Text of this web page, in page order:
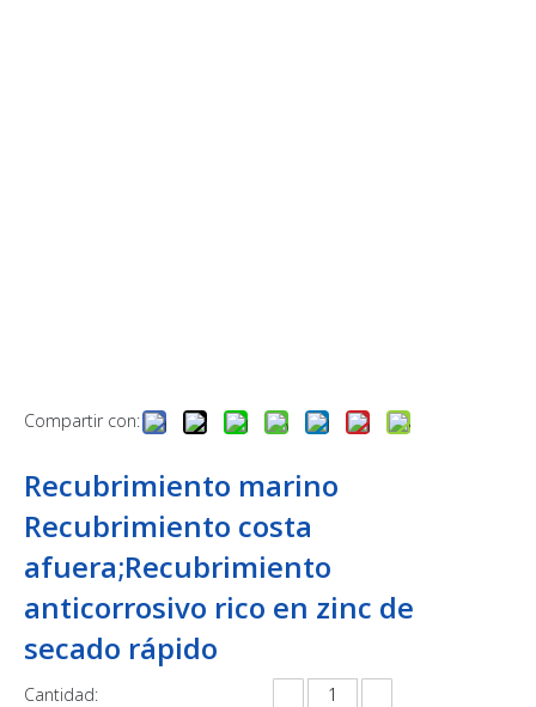
Compartir con:
Recubrimiento marino
Recubrimiento costa
afuera;Recubrimiento
anticorrosivo rico en zinc de
secado rápido
Cantidad: